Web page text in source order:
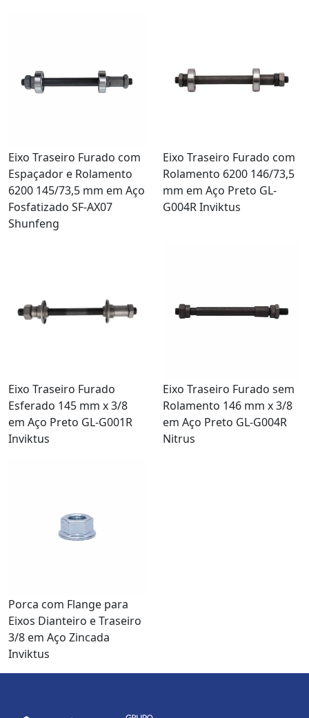
Eixo Traseiro Furado com
Espaçador e Rolamento
6200 145/73,5 mm em Aço
Fosfatizado SF-AX07
Shunfeng
Eixo Traseiro Furado com
Rolamento 6200 146/73,5
mm em Aço Preto GL-
G004R Inviktus
Eixo Traseiro Furado
Esferado 145 mm x 3/8
em Aço Preto GL-G001R
Inviktus
Eixo Traseiro Furado sem
Rolamento 146 mm x 3/8
em Aço Preto GL-G004R
Nitrus
Porca com Flange para
Eixos Dianteiro e Traseiro
3/8 em Aço Zincada
Inviktus